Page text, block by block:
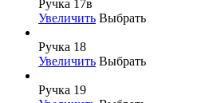
Ручка 17в
Увеличить Выбрать
Ручка 18
Увеличить Выбрать
Ручка 19